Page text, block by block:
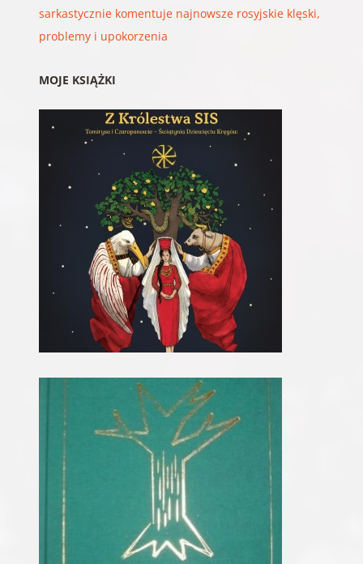
sarkastycznie komentuje najnowsze rosyjskie klęski,
problemy i upokorzenia
MOJE KSIĄŻKI